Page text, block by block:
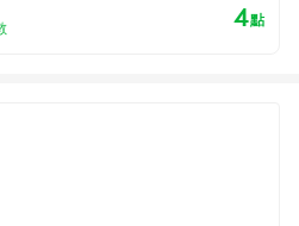
4點